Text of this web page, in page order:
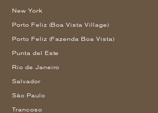
New York
Porto Feliz (Boa Vista Village)
Porto Feliz (Fazenda Boa Vista)
Punta del Este
Rio de Janeiro
Salvador
São Paulo
Trancoso